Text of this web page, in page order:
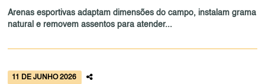
Arenas esportivas adaptam dimensões do campo, instalam grama
natural e removem assentos para atender...
11 DE JUNHO 2026